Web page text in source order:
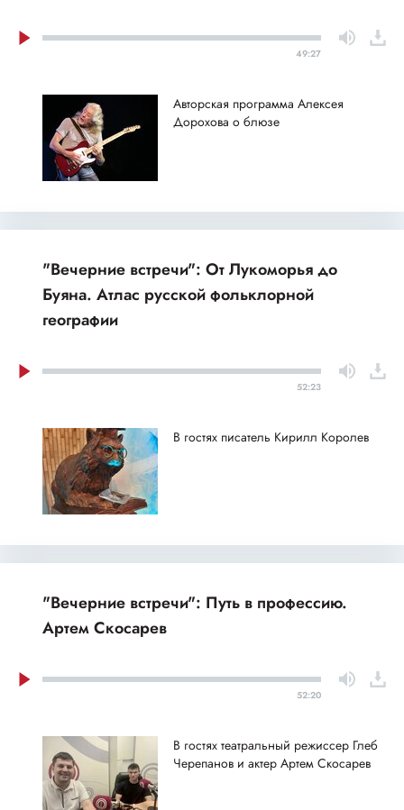
49:27
Авторская программа Алексея
Дорохова о блюзе
"Вечерние встречи": От Лукоморья до
Буяна. Атлас русской фольклорной
географии
52:23
В гостях писатель Кирилл Королев
"Вечерние встречи": Путь в профессию.
Артем Скосарев
52:20
В гостях театральный режиссер Глеб
Черепанов и актер Артем Скосарев